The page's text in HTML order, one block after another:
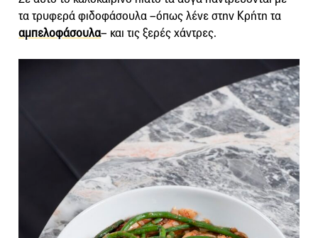
τα τρυφερά φιδοφάσουλα –όπως λένε στην Κρήτη τα
αμπελοφάσουλα– και τις ξερές χάντρες.